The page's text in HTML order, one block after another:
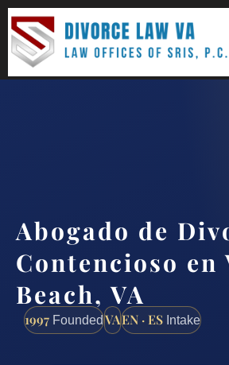
Abogado de
Contencioso
Beach, VA
1997 FoundedVAEN · ES Intake